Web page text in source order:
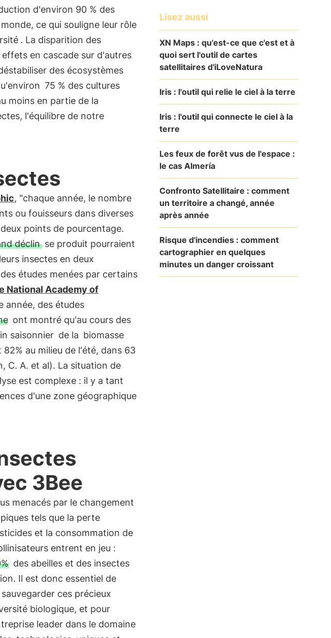
d'environ 90 % des
ce qui souligne leur rôle
. La disparition des
en cascade sur d'autres
des écosystèmes
75 % des cultures
moins en partie de la
l'équilibre de notre
, "chaque année, le nombre
ou fouisseurs dans diverses
points de pourcentage.
déclinse produit pourraient
insectes en deux
études menées par certains
National Academy of
année, des études
ont montré qu'au cours des
saisonnier de la biomasse
au milieu de l'été, dans 63
C. A. et al). La situation de
est complexe : il y a tant
d'une zone géographique
3Bee
menacés par le changement
tels que la perte
et la consommation de
entrent en jeu :
des abeilles et des insectes
Il est donc essentiel de
ces précieux
biologique, et pour
leader dans le domaine
Lisez aussi
XN Maps : qu'est-ce que c'est et à
quoi sert l'outil de cartes
satellitaires d'iLoveNatura
Iris : l'outil qui relie le ciel à la terre
Iris : l'outil qui connecte le ciel à la
terre
Les feux de forêt vus de l'espace :
le cas Almería
Confronto Satellitaire : comment
un territoire a changé, année
après année
Risque d'incendies : comment
cartographier en quelques
minutes un danger croissant